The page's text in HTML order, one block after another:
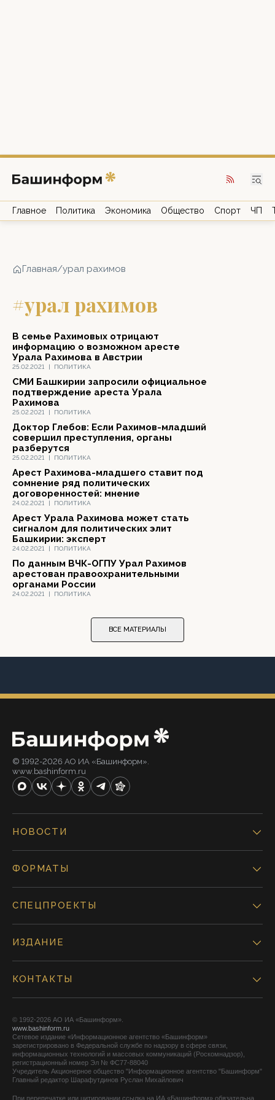
Главное Политика Экономика Общество Спорт ЧП
Главная/урал рахимов
#урал рахимов
25.02.2021 | ПОЛИТИКА
В семье Рахимовых отрицают
информацию о возможном аресте
Урала Рахимова в Австрии
25.02.2021 | ПОЛИТИКА
СМИ Башкирии запросили официальное
подтверждение ареста Урала
Рахимова
25.02.2021 | ПОЛИТИКА
Доктор Глебов: Если Рахимов-младший
совершил преступления, органы
разберутся
24.02.2021 | ПОЛИТИКА
Арест Рахимова-младшего ставит под
сомнение ряд политических
договоренностей: мнение
24.02.2021 | ПОЛИТИКА
Арест Урала Рахимова может стать
сигналом для политических элит
Башкирии: эксперт
24.02.2021 | ПОЛИТИКА
По данным ВЧК-ОГПУ Урал Рахимов
арестован правоохранительными
органами России
ВСЕ МАТЕРИАЛЫ
© 1992-2026 АО ИА «Башинформ».
www.bashinform.ru
НОВОСТИ
ФОРМАТЫ
СПЕЦПРОЕКТЫ
ИЗДАНИЕ
КОНТАКТЫ
© 1992-2026 АО ИА «Башинформ».
www.bashinform.ru
Сетевое издание «Информационное агентство «Башинформ»
зарегистрировано в Федеральной службе по надзору в сфере связи,
информационных технологий и массовых коммуникаций (Роскомнадзор),
регистрационный номер Эл № ФС77-88040
Учредитель Акционерное общество "Информационное агентство "Башинформ"
Главный редактор Шарафутдинов Руслан Михайлович
При перепечатке или цитировании ссылка на ИА «Башинформ» обязательна.